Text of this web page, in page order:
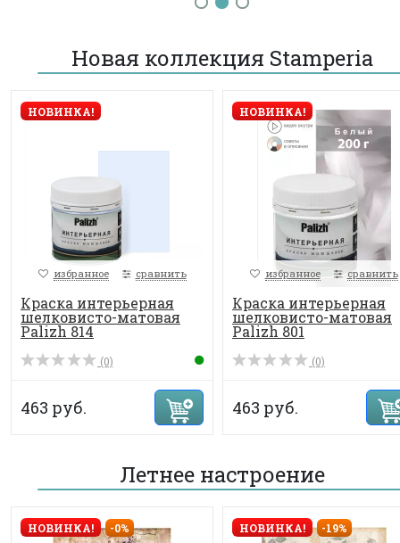
Новая коллекция Stamperia
НОВИНКА!
избранное сравнить
Краска интерьерная
шелковисто-матовая
Palizh 814
(0)
463 руб.
НОВИНКА!
избранное сравнить
Краска интерьерная
шелковисто-матовая
Palizh 801
(0)
463 руб.
Летнее настроение
НОВИНКА! -0% НОВИНКА! -19%